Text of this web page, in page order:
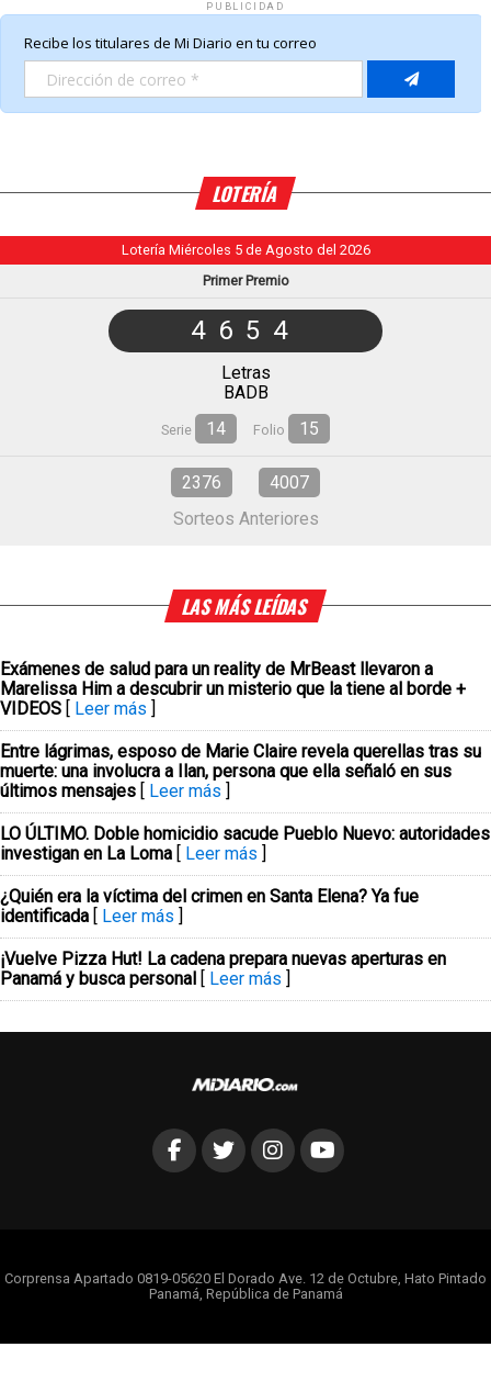
PUBLICIDAD
LOTERÍA
Lotería Miércoles 5 de Agosto del 2026
Primer Premio
4654
Letras
BADB
Serie 14 Folio 15
2376
4007
Sorteos Anteriores
LAS MÁS LEÍDAS
Exámenes de salud para un reality de MrBeast llevaron a
Marelissa Him a descubrir un misterio que la tiene al borde +
VIDEOS [ Leer más ]
Entre lágrimas, esposo de Marie Claire revela querellas tras su
muerte: una involucra a Ilan, persona que ella señaló en sus
últimos mensajes [ Leer más ]
LO ÚLTIMO. Doble homicidio sacude Pueblo Nuevo: autoridades
investigan en La Loma [ Leer más ]
¿Quién era la víctima del crimen en Santa Elena? Ya fue
identificada [ Leer más ]
¡Vuelve Pizza Hut! La cadena prepara nuevas aperturas en
Panamá y busca personal [ Leer más ]
Corprensa Apartado 0819-05620 El Dorado Ave. 12 de Octubre, Hato Pintado
Panamá, República de Panamá